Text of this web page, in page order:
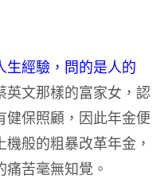
生經驗，問的是人的
英文那樣的富家女，認
健保照顧，因此年金便
般的粗暴改革年金，
苦毫無知覺。